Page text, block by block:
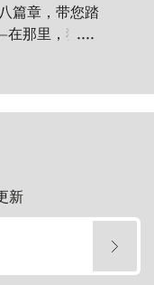
篇章，带您踏
那里，狂风
塔（Torres
傲然向苍穹发
....
新